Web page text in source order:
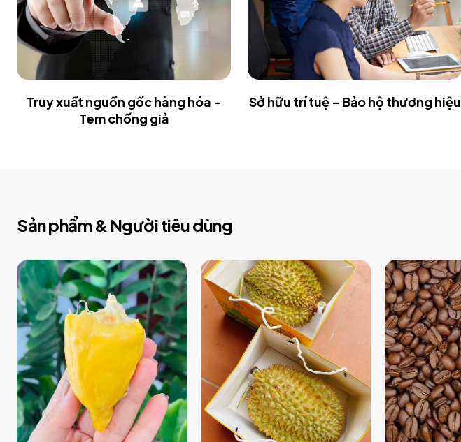
Truy xuất nguồn gốc hàng hóa -
Tem chống giả
Sở hữu trí tuệ - Bảo hộ thương hiệu
Sản phẩm & Người tiêu dùng